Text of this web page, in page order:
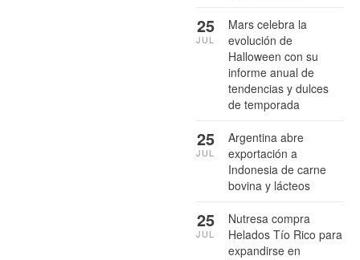
Mars celebra la
evolución de
Halloween con su
informe anual de
tendencias y dulces
de temporada
25
JUL
Argentina abre
exportación a
Indonesia de carne
bovina y lácteos
25
JUL
Nutresa compra
Helados Tío Rico para
expandirse en
25
JUL